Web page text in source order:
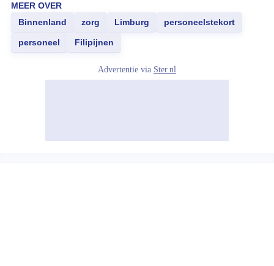
MEER OVER
Binnenland
zorg Limburg personeelstekort
personeel Filipijnen
Advertentie via Ster.nl